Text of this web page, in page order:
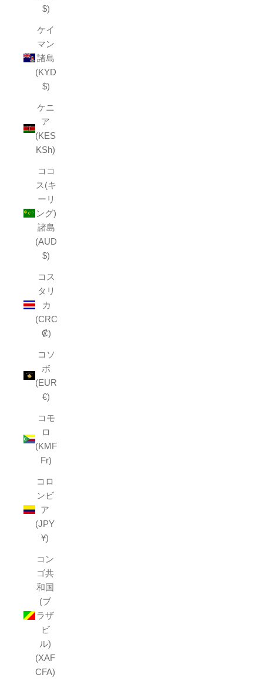
$)
ケイ
マン
諸島
(KYD
$)
ケニ
ア
(KES
KSh)
ココ
ス(キ
ーリ
ング)
諸島
(AUD
$)
コス
タリ
カ
(CRC
₡)
コソ
ボ
(EUR
€)
コモ
ロ
(KMF
Fr)
コロ
ンビ
ア
(JPY
¥)
コン
ゴ共
和国
(ブ
ラザ
ビ
ル)
(XAF
CFA)